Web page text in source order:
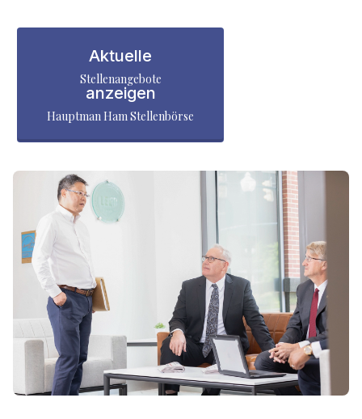
Aktuelle
Stellenangebote
anzeigen
Hauptman Ham Stellenbörse